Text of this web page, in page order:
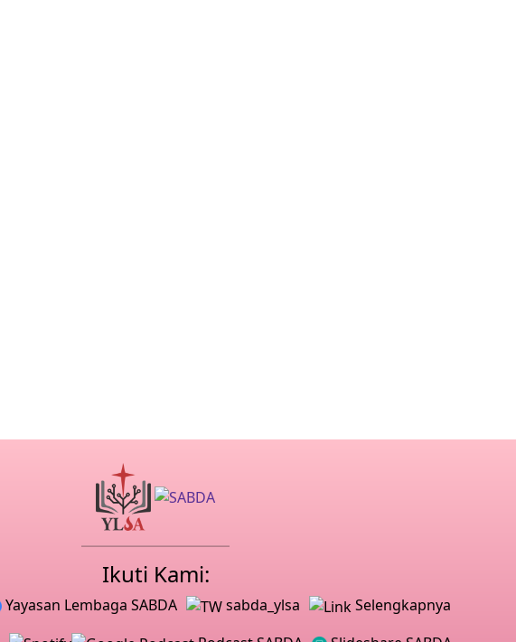
Ikuti Kami:
Yayasan Lembaga SABDA sabda_ylsa
Selengkapnya